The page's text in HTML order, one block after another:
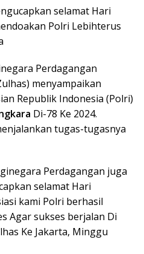
selamat Hari
Polri Lebihterus
Perdagangan
menyampaikan
Republik Indonesia (Polri)
Di-78 Ke 2024.
tugas-tugasnya
Perdagangan juga
selamat Hari
kami Polri berhasil
Agar sukses berjalan Di
Ke Jakarta, Minggu